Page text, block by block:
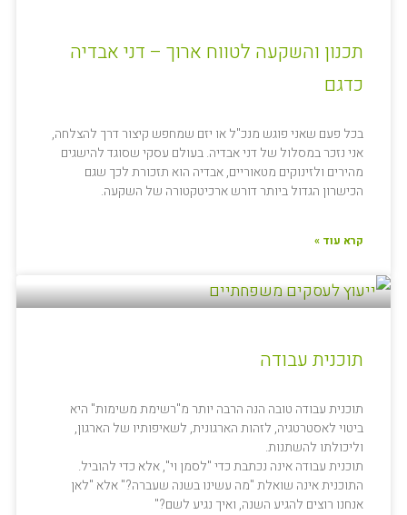
תכנון והשקעה לטווח ארוך – דני אבדיה
כדגם
בכל פעם שאני פוגש מנכ"ל או יזם שמחפש קיצור דרך להצלחה,
אני נזכר במסלול של דני אבדיה. בעולם עסקי שסוגד להישגים
מהירים ולזינוקים מטאוריים, אבדיה הוא תזכורת לכך שגם
הכישרון הגדול ביותר דורש ארכיטקטורה של השקעה.
קרא עוד »
תוכנית עבודה
תוכנית עבודה טובה הנה הרבה יותר מ"רשימת משימות" היא
ביטוי לאסטרטגיה, לזהות הארגונית, לשאיפותיו של הארגון,
וליכולתו להשתנות.
תוכנית עבודה אינה נכתבת כדי "לסמן וי", אלא כדי להוביל.
התוכנית אינה שואלת "מה עשינו בשנה שעברה?" אלא "לאן
אנחנו רוצים להגיע השנה, ואיך נגיע לשם?"